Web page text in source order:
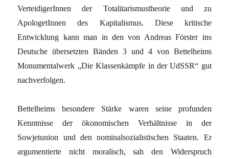
VerteidigerInnen der Totalitarismustheorie und zu
ApologetInnen des Kapitalismus. Diese kritische
Entwicklung kann man in den von Andreas Förster ins
Deutsche übersetzten Bänden 3 und 4 von Bettelheims
Monumentalwerk „Die Klassenkämpfe in der UdSSR“ gut
nachverfolgen.
Bettelheims besondere Stärke waren seine profunden
Kenntnisse der ökonomischen Verhältnisse in der
Sowjetunion und den nominalsozialistischen Staaten. Er
argumentierte nicht moralisch, sah den Widerspruch